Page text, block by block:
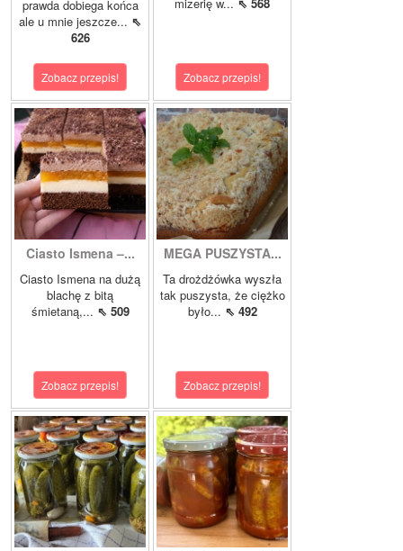
prawda dobiega końca
ale u mnie jeszcze... ⇖
626
Zobacz przepis!
mizerię w... ⇖ 568
Zobacz przepis!
Ciasto Ismena –...
Ciasto Ismena na dużą
blachę z bitą
śmietaną,... ⇖ 509
Zobacz przepis!
MEGA PUSZYSTA...
Ta drożdżówka wyszła
tak puszysta, że ciężko
było... ⇖ 492
Zobacz przepis!